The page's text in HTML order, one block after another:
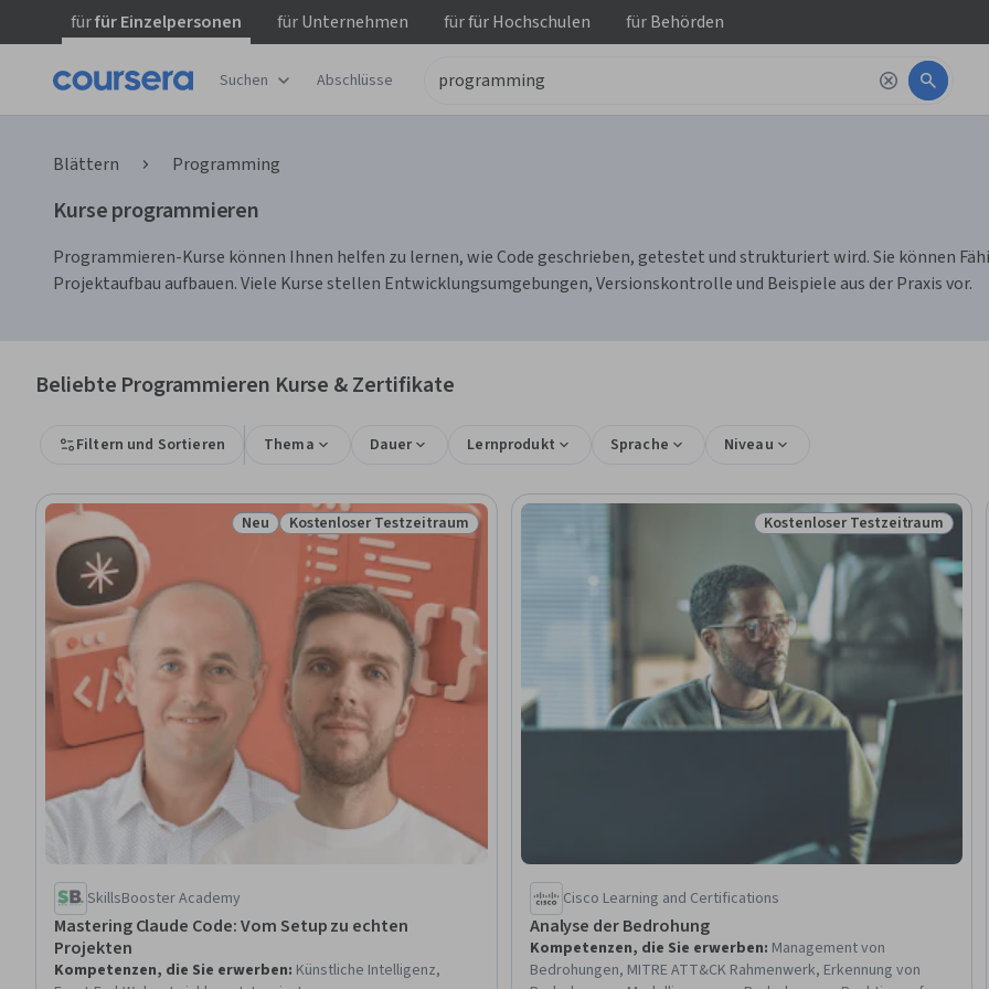
fürfür Einzelpersonen fürUnternehmen fürfür Hochschulen fürBehörden
Suchen Abschlüsse
Blättern Programming
Kurse programmieren
Programmieren-Kurse können Ihnen helfen zu lernen, wie Code geschrieben, getestet und strukturiert wird. Sie können
Projektaufbau aufbauen. Viele Kurse stellen Entwicklungsumgebungen, Versionskontrolle und Beispiele aus der Praxis vor.
Beliebte Programmieren Kurse & Zertifikate
Filtern und Sortieren Thema Dauer Lernprodukt Sprache Niveau
Status: Neu
Neu Status: Kostenloser Testzeitraum
Kostenloser Testzeitraum
SkillsBooster Academy
Mastering Claude Code: Vom Setup zu echten
Projekten
Kompetenzen, die Sie erwerben: Künstliche Intelligenz,
Status: Kostenloser
Kostenloser Testzeitraum
Cisco Learning and Certifications
Analyse der Bedrohung
Kompetenzen, die Sie erwerben: Management von
Bedrohungen, MITRE ATT&CK Rahmenwerk, Erkennung von